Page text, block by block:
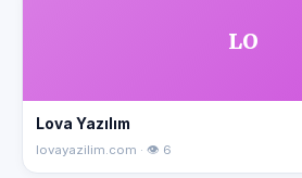
LO
Lova Yazılım
lovayazilim.com · 👁 6